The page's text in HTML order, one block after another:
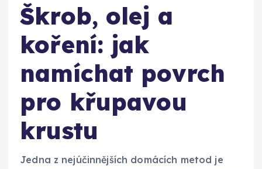
Škrob, olej a
koření: jak
namíchat povrch
pro křupavou
krustu
Jedna z nejúčinnějších domácích metod je